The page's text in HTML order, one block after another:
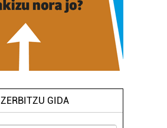
ZERBITZU GIDA